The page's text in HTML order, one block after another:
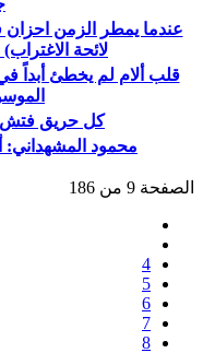
عندما يمطر الزمن
لائحة
قلب ألام لم يخطئ أبداً
كل حريق فتش
محمود المشهداني:
الصفحة 9 من 186
4
5
6
7
8